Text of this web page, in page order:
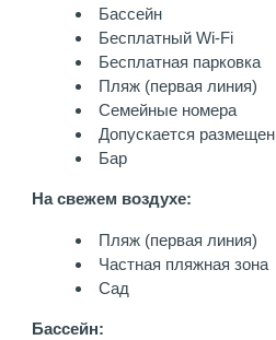
Бассейн
Бесплатный Wi-Fi
Бесплатная парковка
Пляж (первая линия)
Семейные номера
Допускается
Бар
На свежем воздухе:
Пляж (первая линия)
Частная пляжная зона
Сад
Бассейн: